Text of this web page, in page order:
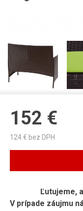
152 €
124€ bez DPH
Ľutujeme,
V prípade záujmu